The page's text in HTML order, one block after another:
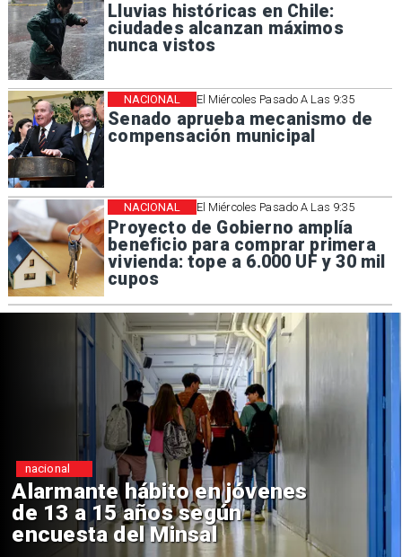
Lluvias históricas en Chile:
ciudades alcanzan máximos
nunca vistos
El Miércoles Pasado A Las 9:35
Senado aprueba mecanismo de
compensación municipal
NACIONAL
El Miércoles Pasado A Las 9:35
Proyecto de Gobierno amplía
beneficio para comprar primera
vivienda: tope a 6.000 UF y 30 mil
cupos
NACIONAL
en jóvenes
según
Minsal
Aprueban
Sebastián
de $4 mil